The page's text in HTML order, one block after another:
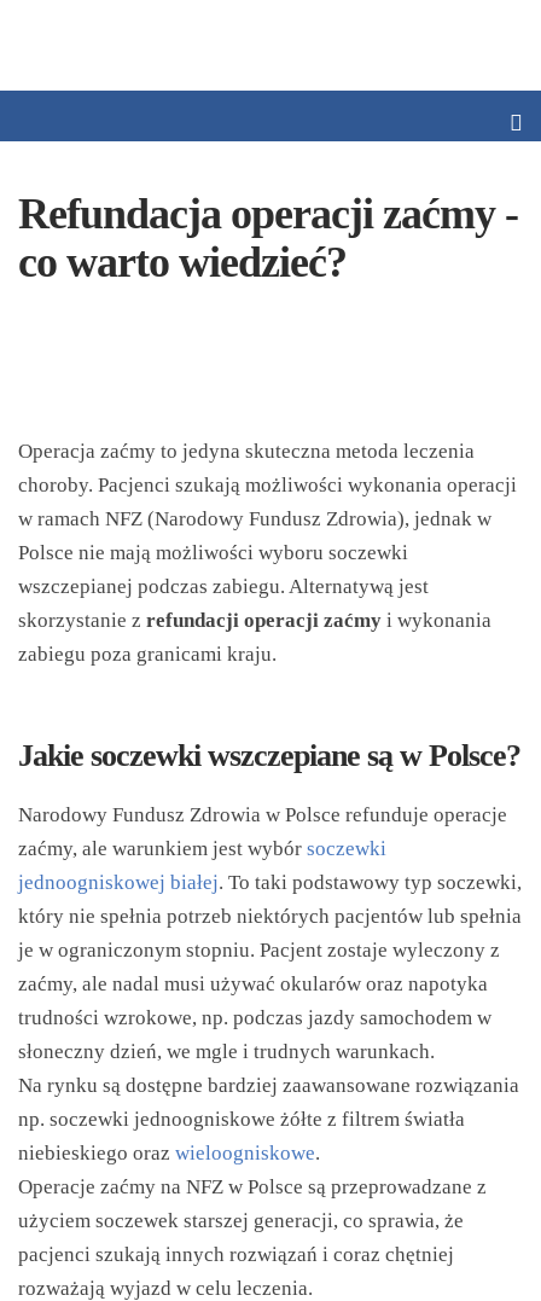
Refundacja operacji zaćmy -
co warto wiedzieć?
Operacja zaćmy to jedyna skuteczna metoda leczenia
choroby. Pacjenci szukają możliwości wykonania operacji
w ramach NFZ (Narodowy Fundusz Zdrowia), jednak w
Polsce nie mają możliwości wyboru soczewki
wszczepianej podczas zabiegu. Alternatywą jest
skorzystanie z refundacji operacji zaćmy i wykonania
zabiegu poza granicami kraju.
Jakie soczewki wszczepiane są w Polsce?
Narodowy Fundusz Zdrowia w Polsce refunduje operacje
zaćmy, ale warunkiem jest wybór soczewki
jednoogniskowej białej. To taki podstawowy typ soczewki,
który nie spełnia potrzeb niektórych pacjentów lub spełnia
je w ograniczonym stopniu. Pacjent zostaje wyleczony z
zaćmy, ale nadal musi używać okularów oraz napotyka
trudności wzrokowe, np. podczas jazdy samochodem w
słoneczny dzień, we mgle i trudnych warunkach.
Na rynku są dostępne bardziej zaawansowane rozwiązania
np. soczewki jednoogniskowe żółte z filtrem światła
niebieskiego oraz wieloogniskowe.
Operacje zaćmy na NFZ w Polsce są przeprowadzane z
użyciem soczewek starszej generacji, co sprawia, że
pacjenci szukają innych rozwiązań i coraz chętniej
rozważają wyjazd w celu leczenia.